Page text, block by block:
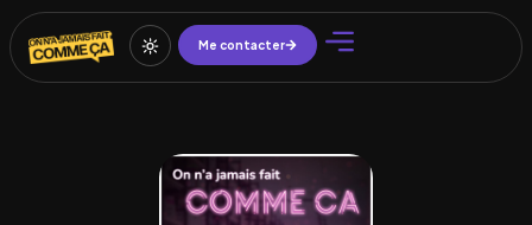
Me contacter